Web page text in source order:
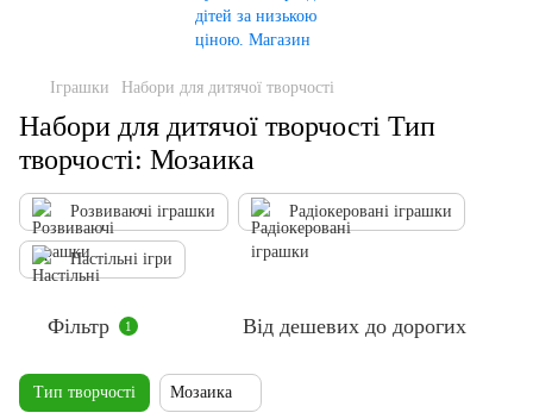
Іграшки Набори для дитячої творчості
Набори для дитячої творчості Тип
творчості: Мозаика
Розвиваючі іграшки Радіокеровані іграшки
Настільні ігри
Фільтр 1 Від дешевих до дорогих
Тип творчості Мозаика